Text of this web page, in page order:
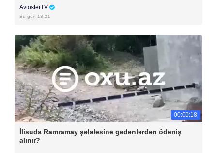
AvtosferTV
Bu gün 18:21
00:00:18
İlisuda Ramramay şəlaləsinə gedənlərdən ödəniş
alınır?